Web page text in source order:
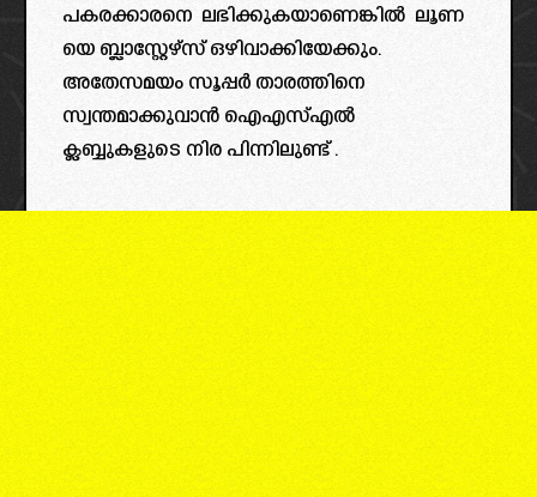
പകരക്കാരനെ ലഭിക്കുകയാണെങ്കിൽ ലൂണ
യെ ബ്ലാസ്റ്റേഴ്‌സ് ഒഴിവാക്കിയേക്കും.
അതേസമയം സൂപ്പർ താരത്തിനെ
സ്വന്തമാക്കുവാൻ ഐഎസ്എൽ
ക്ലബ്ബുകളുടെ നിര പിന്നിലുണ്ട് .